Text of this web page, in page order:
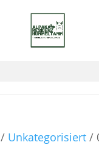
/ Unkategorisiert/